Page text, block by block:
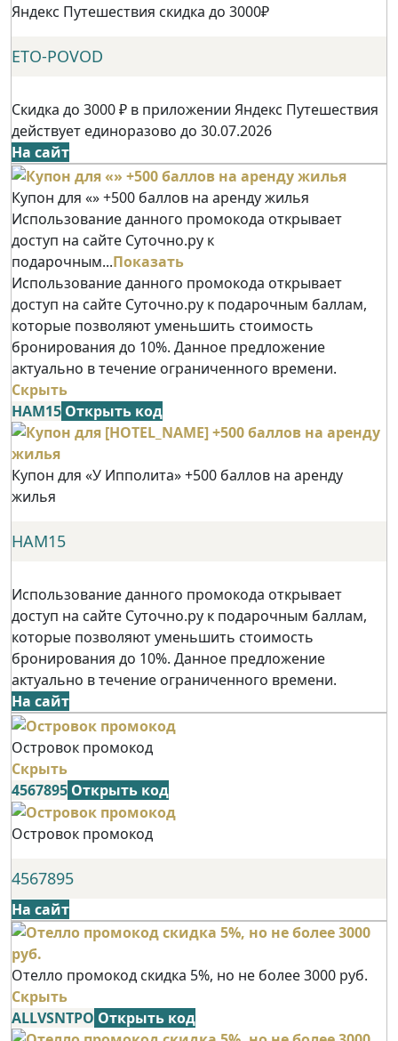
Яндекс Путешествия скидка до 3000₽
ETO-POVOD
Скидка до 3000 ₽ в приложении Яндекс Путешествия
действует единоразово до 30.07.2026
На сайт
Купон для «» +500 баллов на аренду жилья
Использование данного промокода открывает
доступ на сайте Суточно.ру к
подарочным...Показать
Использование данного промокода открывает
доступ на сайте Суточно.ру к подарочным баллам,
которые позволяют уменьшить стоимость
бронирования до 10%. Данное предложение
актуально в течение ограниченного времени.
Скрыть
НАМ15 Открыть код
Купон для «У Ипполита» +500 баллов на аренду
жилья
НАМ15
Использование данного промокода открывает
доступ на сайте Суточно.ру к подарочным баллам,
которые позволяют уменьшить стоимость
бронирования до 10%. Данное предложение
актуально в течение ограниченного времени.
На сайт
Островок промокод
Скрыть
4567895 Открыть код
Островок промокод
4567895
На сайт
Отелло промокод скидка 5%, но не более 3000 руб.
Скрыть
ALLVSNTPO Открыть код